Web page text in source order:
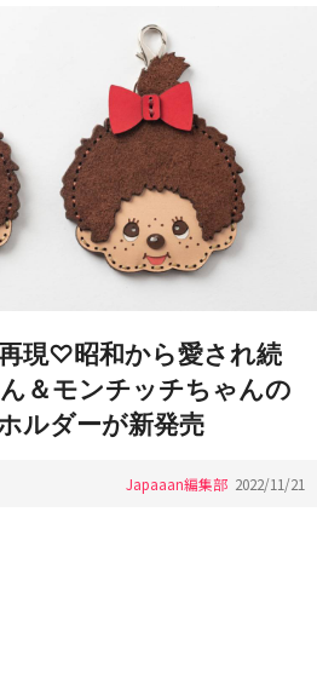
現♡昭和から愛され続
＆モンチッチちゃんの
ルダーが新発売
Japaaan編集部 2022/11/21